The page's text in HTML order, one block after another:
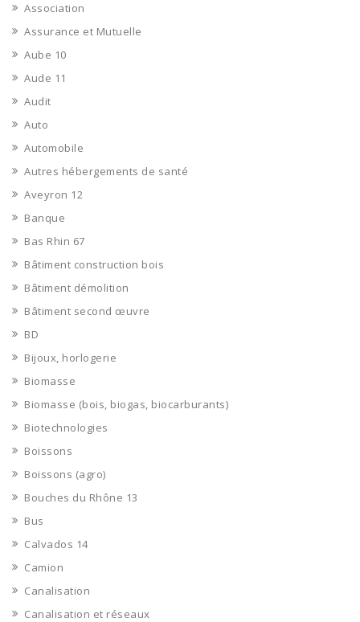
Association
Assurance et Mutuelle
Aube 10
Aude 11
Audit
Auto
Automobile
Autres hébergements de santé
Aveyron 12
Banque
Bas Rhin 67
Bâtiment construction bois
Bâtiment démolition
Bâtiment second œuvre
BD
Bijoux, horlogerie
Biomasse
Biomasse (bois, biogas, biocarburants)
Biotechnologies
Boissons
Boissons (agro)
Bouches du Rhône 13
Bus
Calvados 14
Camion
Canalisation
Canalisation et réseaux